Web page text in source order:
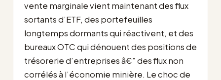
vente marginale vient maintenant des flux
sortants d’ETF, des portefeuilles
longtemps dormants qui réactivent, et des
bureaux OTC qui dénouent des positions de
trésorerie d’entreprises â€” des flux non
corrélés à l’économie minière. Le choc de